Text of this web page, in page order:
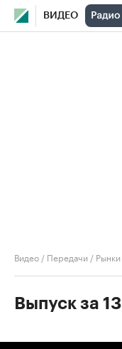
ВИДЕО
Видео / Передачи / Рынки
Выпуск за